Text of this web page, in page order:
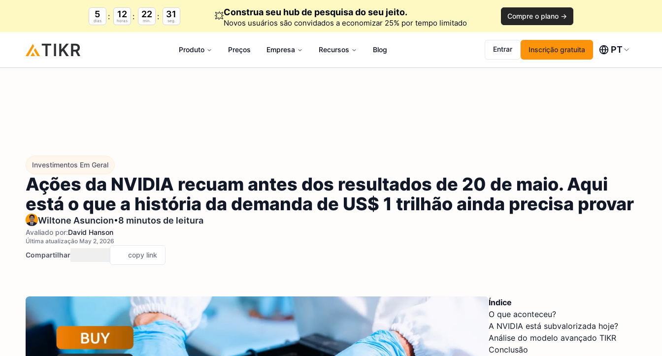
5
dias
12
horas
22
min.
30
seg. 💥Construa seu hub de pesquisa do seu jeito.
Novos usuários são convidados a economizar 25% por tempo limitado
Compre o plano →
Produto Preços Empresa Recursos Blog Entrar Inscrição gratuita PT
Investimentos Em Geral
Ações da NVIDIA recuam antes dos resultados de 20 de maio. Aqui
está o que a história da demanda de US$ 1 trilhão ainda precisa provar
Wiltone Asuncion•8 minutos de leitura
Avaliado por:David Hanson
Última atualização May 2, 2026
Compartilhar copy link
Índice
O que aconteceu?
A NVIDIA está subvalorizada hoje?
Análise do modelo avançado TIKR
Conclusão